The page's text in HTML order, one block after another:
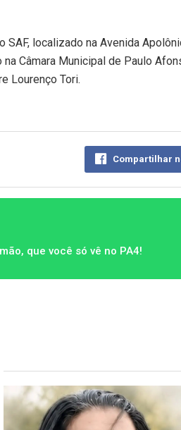
localizado na Avenida
Câmara Municipal de Paulo
Lourenço Tori.
Compartilhar
que você só vê no PA4!